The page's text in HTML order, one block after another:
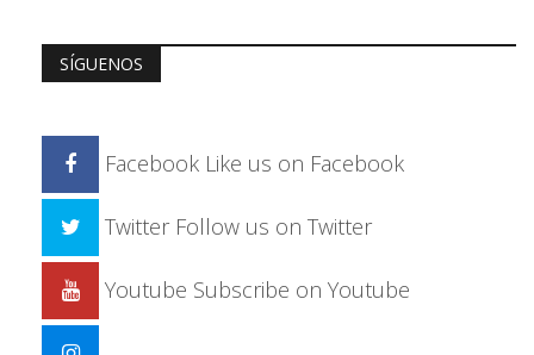
SÍGUENOS
Facebook Like us on Facebook
Twitter Follow us on Twitter
Youtube Subscribe on Youtube